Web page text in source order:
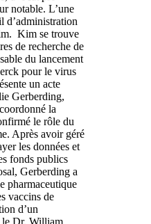
notable. L’une
d’administration
Kim se trouve
de recherche de
du lancement
pour le virus
un acte
Gerberding,
la
le rôle du
Après avoir géré
les données et
fonds publics
Gerberding a
pharmaceutique
vaccins de
d’un
le Dr. William